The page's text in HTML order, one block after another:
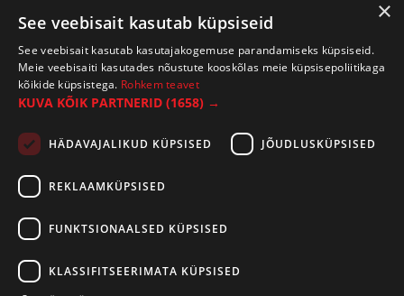
×
See veebisait kasutab küpsiseid
See veebisait kasutab kasutajakogemuse parandamiseks küpsiseid.
Meie veebisaiti kasutades nõustute kooskõlas meie küpsisepoliitikaga
kõikide küpsistega. Rohkem teavet
KUVA KÕIK PARTNERID (1658) →
HÄDAVAJALIKUD KÜPSISED JÕUDLUSKÜPSISED
REKLAAMKÜPSISED
FUNKTSIONAALSED KÜPSISED
KLASSIFITSEERIMATA KÜPSISED